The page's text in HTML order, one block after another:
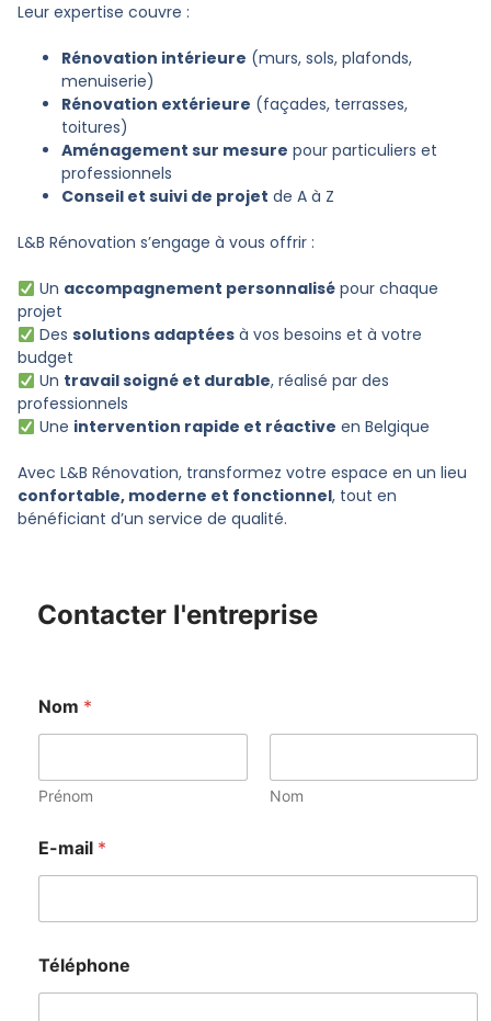
Leur expertise couvre :
Rénovation intérieure (murs, sols, plafonds,
menuiserie)
Rénovation extérieure (façades, terrasses,
toitures)
Aménagement sur mesure pour particuliers et
professionnels
Conseil et suivi de projet de A à Z
L&B Rénovation s’engage à vous offrir :
Un accompagnement personnalisépour chaque
projet
Des solutions adaptéesà vos besoins et à votre
budget
Un travail soigné et durable, réalisé par des
professionnels
Une intervention rapide et réactive en Belgique
Avec L&B Rénovation, transformez votre espace en un lieu
confortable, moderne et fonctionnel, tout en
bénéficiant d’un service de qualité.
Contacter l'entreprise
Nom *
Prénom Nom
E-mail *
Téléphone